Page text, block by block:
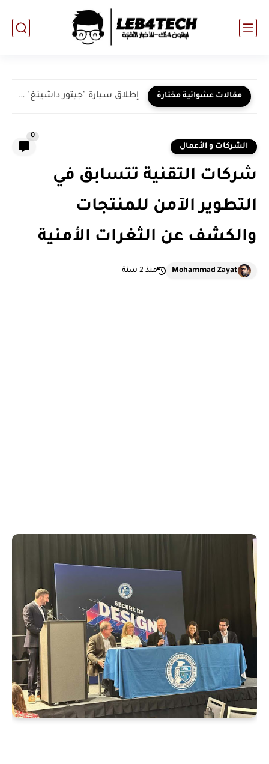
مقالات عشوائية مختارة إطلاق سيارة "جيتور داشينغ" في دولة الإمارات يعزز عالم السيارات...
الشركات و الأعمال
0
شركات التقنية تتسابق في
التطوير الآمن للمنتجات
والكشف عن الثغرات الأمنية
Mohammad Zayat منذ 2 سنة